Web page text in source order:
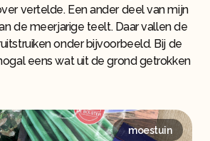
vertelde. Een ander deel van mijn
de meerjarige teelt. Daar vallen de
onder bijvoorbeeld. Bij de
eens wat uit de grond getrokken
moestuin